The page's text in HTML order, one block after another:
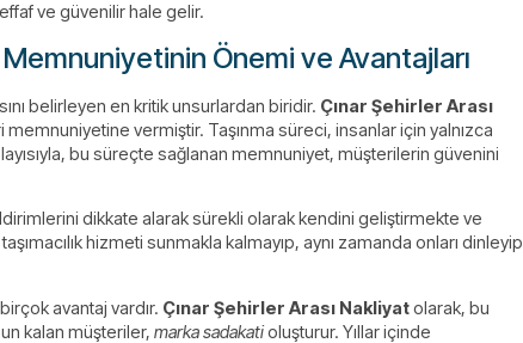
ve güvenilir hale gelir.
Önemi ve Avantajları
belirleyen en kritik unsurlardan biridir. Çınar Şehirler Arası
vermiştir. Taşınma süreci, insanlar için yalnızca
bu süreçte sağlanan memnuniyet, müşterilerin güvenini
dikkate alarak sürekli olarak kendini geliştirmekte ve
hizmeti sunmakla kalmayıp, aynı zamanda onları dinleyip
avantaj vardır. Çınar Şehirler Arası Nakliyatolarak, bu
kalan müşteriler, marka sadakatioluşturur. Yıllar içinde